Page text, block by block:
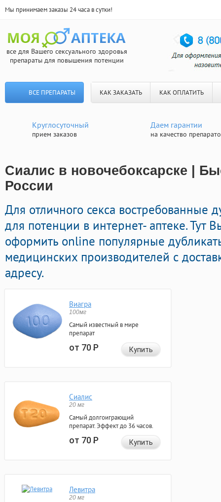
Мы принимаем заказы 24 часа в сутки!
все для Вашего сексуального здоровья
препараты для повышения потенции
ВСЕ ПРЕПАРАТЫ КАК ЗАКАЗАТЬ КАК ОПЛАТИТЬ
Круглосуточный
прием заказов
Даем гарантии
на качество
Сиалис в новочебоксарске |
России
Для отличного секса востребованные
для потенции в интернет- аптеке. Тут
оформить online популярные
медицинских производителей с
адресу.
Виагра
100мг
Самый известный в мире
препарат
от 70Р Купить
Сиалис
20 мг
Самый долгоиграющий
препарат. Эффект до 36 часов.
от 70Р Купить
Левитра
20 мг